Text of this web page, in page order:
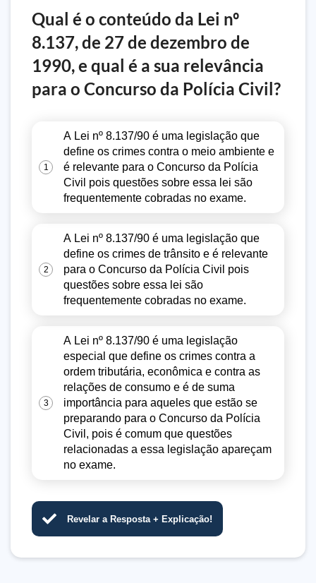
Qual é o conteúdo da Lei nº
8.137, de 27 de dezembro de
1990, e qual é a sua relevância
para o Concurso da Polícia Civil?
1
A Lei nº 8.137/90 é uma legislação que
define os crimes contra o meio ambiente e
é relevante para o Concurso da Polícia
Civil pois questões sobre essa lei são
frequentemente cobradas no exame.
2
A Lei nº 8.137/90 é uma legislação que
define os crimes de trânsito e é relevante
para o Concurso da Polícia Civil pois
questões sobre essa lei são
frequentemente cobradas no exame.
3
A Lei nº 8.137/90 é uma legislação
especial que define os crimes contra a
ordem tributária, econômica e contra as
relações de consumo e é de suma
importância para aqueles que estão se
preparando para o Concurso da Polícia
Civil, pois é comum que questões
relacionadas a essa legislação apareçam
no exame.
Revelar a Resposta + Explicação!